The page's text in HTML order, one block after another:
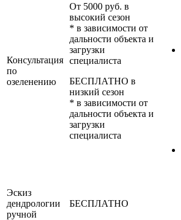
Консультация
по
озеленению
От 5000 руб. в
высокий сезон
* в зависимости от
дальности объекта и
загрузки
специалиста
БЕСПЛАТНО в
низкий сезон
* в зависимости от
дальности объекта и
загрузки
специалиста
Эскиз
дендрологии
ручной
БЕСПЛАТНО